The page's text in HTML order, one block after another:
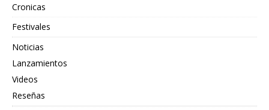
Cronicas
Festivales
Noticias
Lanzamientos
Videos
Reseñas